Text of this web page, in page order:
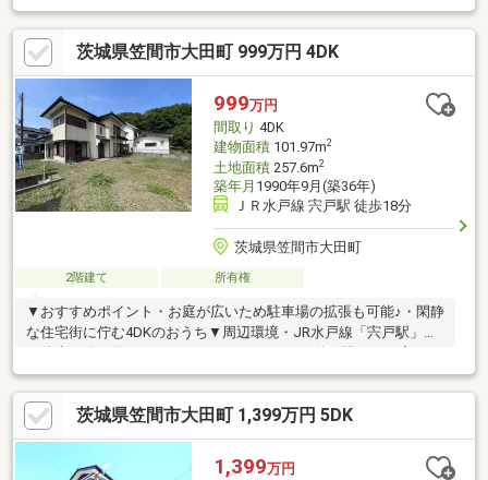
ステムキッチン交換、ユニットバス交換、トイレ交換、洗面化粧
台交換●内装間取変更、室内ドア（一部）交換、床材上張り、シ
ューズボックス交換、クロス張替え、畳表替え、障子・襖張替え
●その他設備給湯器交換、インターホン設置、火災警報器設置、
照明器具交換【おすすめポイント】・本物件は条件により住宅ロ
ーン減税が適用されます。・雨漏り、構造上主要な部分の欠陥
や・腐食、給排水管の故障
茨城県笠間市大田町 999万円 4DK
999万円
間取り 4DK
建物面積101.97m2
土地面積257.6m2
築年月 1990年9月(築36年)
ＪＲ水戸線 宍戸駅 徒歩18分
茨城県笠間市大田町
2階建て 所有権
▼おすすめポイント・お庭が広いため駐車場の拡張も可能♪・閑静
な住宅街に佇む4DKのおうち▼周辺環境・JR水戸線「宍戸駅」ま
徒歩17分（約1300ｍ）＼おウチ探しはケイアイエポックメイキン
グ（株）にお任せください！／☆幅広いご紹介♪気になる物件を
一括でご紹介させていただきます！☆住宅ローン相談無料対応！
秘密厳守にて親身にご対応します！☆土日平日夜でもご対応可能
茨城県笠間市大田町 1,399万円 5DK
1,399万円